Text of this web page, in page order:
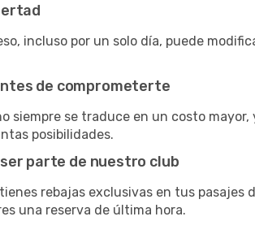
incluso por un solo día, puede
de comprometerte
siempre se traduce en un costo
posibilidades.
parte de nuestro club
rebajas exclusivas en tus pasajes
una reserva de última hora.